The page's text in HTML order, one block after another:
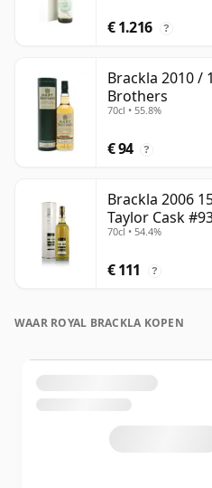
€ 1.216 ?
Brackla 2010 /
Brothers
70cl • 55.8%
€ 94 ?
Brackla 2006
Taylor Cask
70cl • 54.4%
€ 111 ?
WAAR ROYAL BRACKLA KOPEN